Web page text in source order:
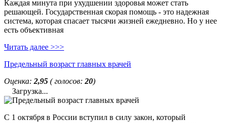
Каждая минута при ухудшении здоровья может стать
решающей. Государственная скорая помощь - это надежная
система, которая спасает тысячи жизней ежедневно. Но у нее
есть объективная
Читать далее >>>
Предельный возраст главных врачей
Оценка: 2,95 ( голосов: 20)
Загрузка...
С 1 октября в России вступил в силу закон, который